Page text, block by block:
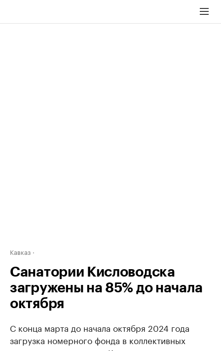
Кавказ
Санатории Кисловодска
загружены на 85% до начала
октября
С конца марта до начала октября 2024 года
загрузка номерного фонда в коллективных